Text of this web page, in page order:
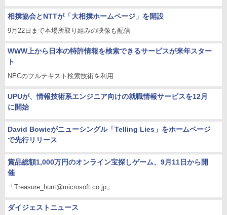
相撲協会とNTTが「大相撲ホームページ」を開設
9月22日まで本場所取り組みの映像も配信
WWW上から日本の特許情報を検索できるサービスが来年スター
ト
NECのフルテキスト検索技術を利用
UPUが、情報技術系エンジニア向けの就職情報サービスを12月
に開始
David Bowieがニューシングル「Telling Lies」をホームページ
で先行リリース
賞品総額1,000万円のオンライン宝探しゲーム、9月11日から開
催
「Treasure_hunt@microsoft.co.jp」
ダイジェストニュース